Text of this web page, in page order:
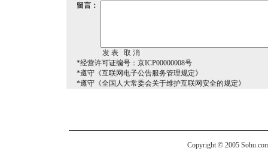
留言：
*经营许可证编号：京ICP00000008号
*遵守《互联网电子公告服务管理规定》
*遵守《全国人大常委会关于维护互联网安全的规定》
Copyright © 2005